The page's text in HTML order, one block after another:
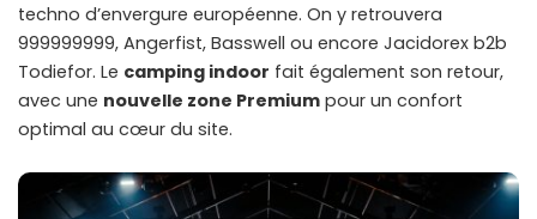
techno d’envergure européenne. On y retrouvera
999999999, Angerfist, Basswell ou encore Jacidorex b2b
Todiefor. Le camping indoor fait également son retour,
avec une nouvelle zone Premium pour un confort
optimal au cœur du site.